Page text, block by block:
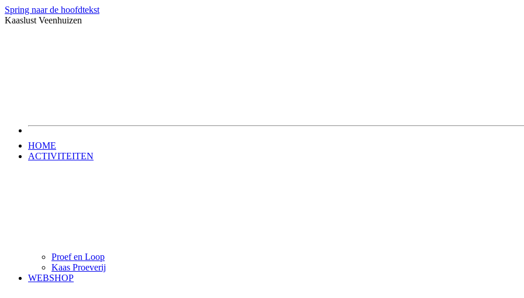
Spring naar de hoofdtekst
Kaaslust Veenhuizen
HOME
ACTIVITEITEN
Proef en Loop
Kaas Proeverij
WEBSHOP